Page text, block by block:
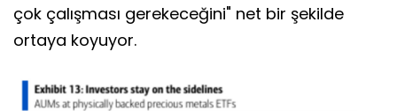
çok çalışması gerekeceğini" net bir şekilde
ortaya koyuyor.